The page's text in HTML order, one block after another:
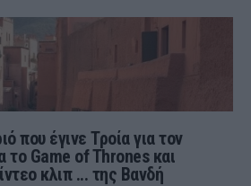
που έγινε Τροία για τον
το Game of Thrones και
κλιπ ... της Βανδή